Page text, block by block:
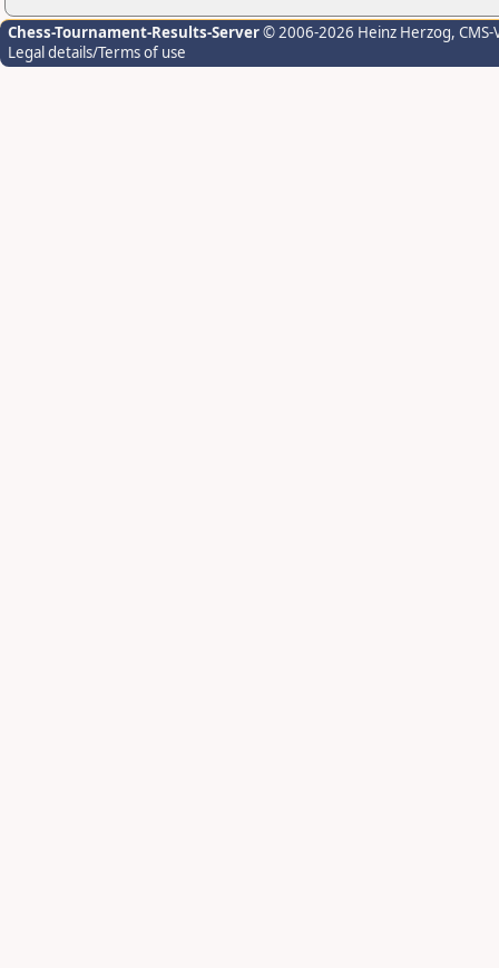
Chess-Tournament-Results-Server© 2006-2026 Heinz Herzog,
Legal details/Terms of use